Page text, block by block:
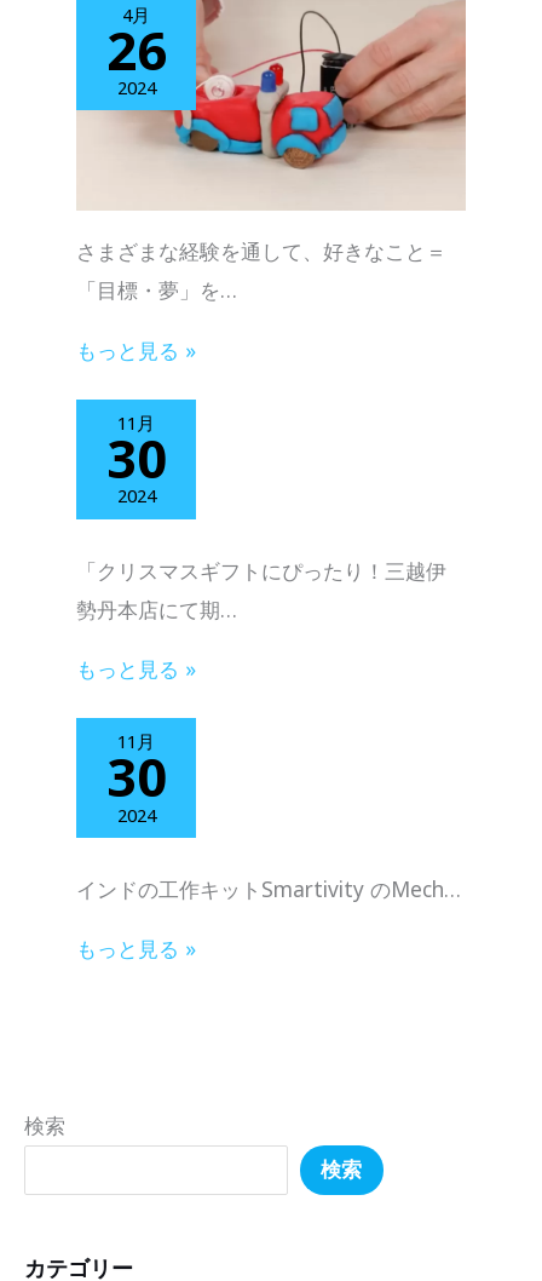
4月
26
2024
さまざまな経験を通して、好きなこと＝
「目標・夢」を…
もっと見る »
11月
30
2024
「クリスマスギフトにぴったり！三越伊
勢丹本店にて期…
もっと見る »
11月
30
2024
インドの工作キットSmartivity のMech…
もっと見る »
検索
検索
カテゴリー